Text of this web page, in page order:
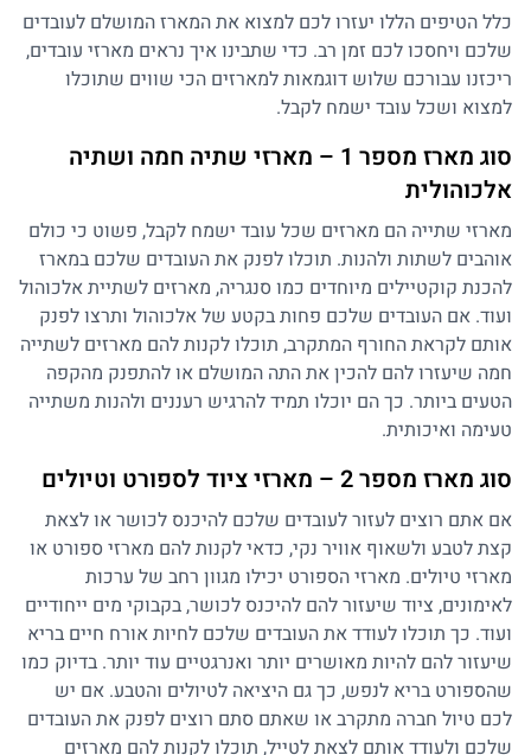
כלל הטיפים הללו יעזרו לכם למצוא את המארז המושלם לעובדים
שלכם ויחסכו לכם זמן רב. כדי שתבינו איך נראים מארזי עובדים,
ריכזנו עבורכם שלוש דוגמאות למארזים הכי שווים שתוכלו
למצוא ושכל עובד ישמח לקבל.
סוג מארז מספר 1 – מארזי שתיה חמה ושתיה
אלכוהולית
מארזי שתייה הם מארזים שכל עובד ישמח לקבל, פשוט כי כולם
אוהבים לשתות ולהנות. תוכלו לפנק את העובדים שלכם במארז
להכנת קוקטיילים מיוחדים כמו סנגריה, מארזים לשתיית אלכוהול
ועוד. אם העובדים שלכם פחות בקטע של אלכוהול ותרצו לפנק
אותם לקראת החורף המתקרב, תוכלו לקנות להם מארזים לשתייה
חמה שיעזרו להם להכין את התה המושלם או להתפנק מהקפה
הטעים ביותר. כך הם יוכלו תמיד להרגיש רעננים ולהנות משתייה
טעימה ואיכותית.
סוג מארז מספר 2 – מארזי ציוד לספורט וטיולים
אם אתם רוצים לעזור לעובדים שלכם להיכנס לכושר או לצאת
קצת לטבע ולשאוף אוויר נקי, כדאי לקנות להם מארזי ספורט או
מארזי טיולים. מארזי הספורט יכילו מגוון רחב של ערכות
לאימונים, ציוד שיעזור להם להיכנס לכושר, בקבוקי מים ייחודיים
ועוד. כך תוכלו לעודד את העובדים שלכם לחיות אורח חיים בריא
שיעזור להם להיות מאושרים יותר ואנרגטיים עוד יותר. בדיוק כמו
שהספורט בריא לנפש, כך גם היציאה לטיולים והטבע. אם יש
לכם טיול חברה מתקרב או שאתם סתם רוצים לפנק את העובדים
שלכם ולעודד אותם לצאת לטייל, תוכלו לקנות להם מארזים